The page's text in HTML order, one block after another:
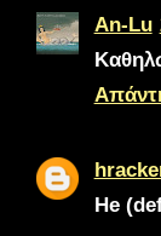
An-Lu
He